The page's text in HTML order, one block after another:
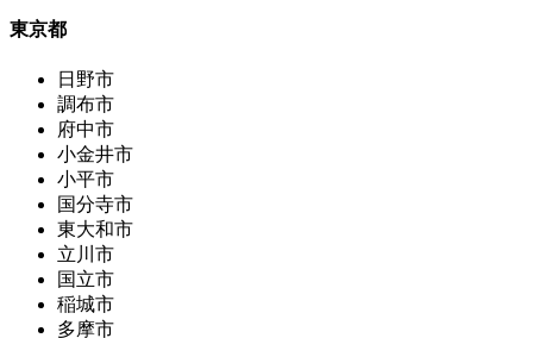
東京都
日野市
調布市
府中市
小金井市
小平市
国分寺市
東大和市
立川市
国立市
稲城市
多摩市